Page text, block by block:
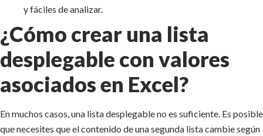
y fáciles de analizar.
¿Cómo crear una lista
desplegable con valores
asociados en Excel?
En muchos casos, una lista desplegable no es suficiente. Es posible
que necesites que el contenido de una segunda lista cambie según